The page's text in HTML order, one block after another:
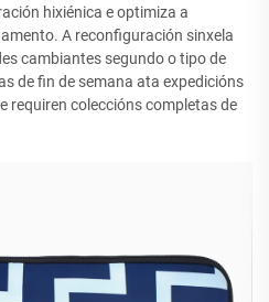
hixiénica e optimiza a
A reconfiguración sinxela
cambiantes segundo o tipo de
de fin de semana ata expedicións
requiren coleccións completas de